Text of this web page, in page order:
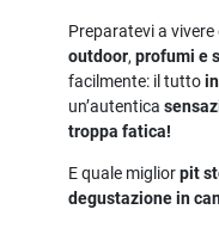
Preparatevi a
outdoor, profumi e
facilmente: il tutto
un’autentica
troppa fatica!
E quale migliorpit
degustazione in